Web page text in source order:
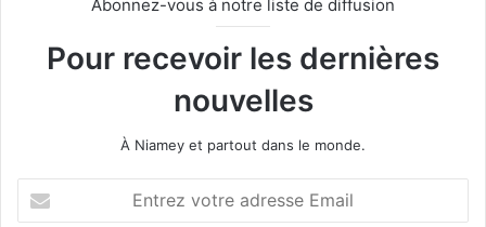
Abonnez-vous à notre liste de diffusion
Pour recevoir les dernières
nouvelles
À Niamey et partout dans le monde.